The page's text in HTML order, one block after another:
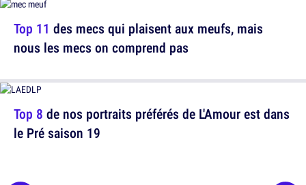
Top 8 de nos portraits préférés de L'Amour est dans
le Pré saison 19
Top 11 des mecs qui plaisent aux meufs, mais
nous les mecs on comprend pas